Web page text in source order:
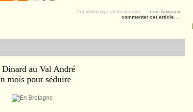
Published by caledoclaudine - dansAnimaux
commenter cet article
Dinard au Val André
mois pour séduire